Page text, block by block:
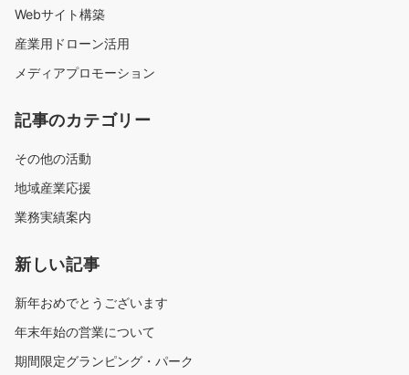
Webサイト構築
産業用ドローン活用
メディアプロモーション
記事のカテゴリー
その他の活動
地域産業応援
業務実績案内
新しい記事
新年おめでとうございます
年末年始の営業について
期間限定グランピング・パーク